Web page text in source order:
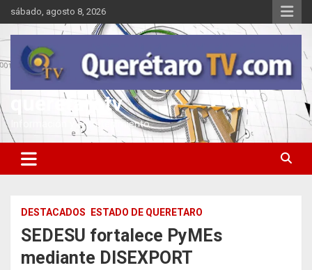
Saltar
al
contenido
sábado, agosto 8, 2026
queretarotv
Información y entretenimiento
DESTACADOS ESTADO DE QUERETARO
SEDESU fortalece PyMEs
mediante DISEXPORT